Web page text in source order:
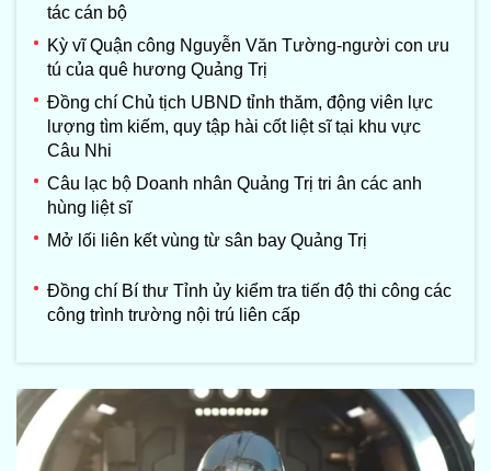
tác cán bộ
Kỳ vĩ Quận công Nguyễn Văn Tường-người con ưu
tú của quê hương Quảng Trị
Đồng chí Chủ tịch UBND tỉnh thăm, động viên lực
lượng tìm kiếm, quy tập hài cốt liệt sĩ tại khu vực
Câu Nhi
Câu lạc bộ Doanh nhân Quảng Trị tri ân các anh
hùng liệt sĩ
Mở lối liên kết vùng từ sân bay Quảng Trị
Đồng chí Bí thư Tỉnh ủy kiểm tra tiến độ thi công các
công trình trường nội trú liên cấp